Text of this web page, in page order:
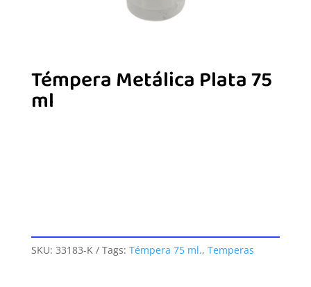
Témpera Metálica Plata 75
ml
SKU: 33183-K Tags: Témpera 75 ml., Temperas